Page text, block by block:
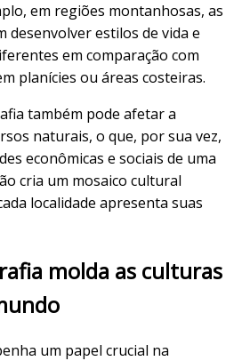
em regiões montanhosas, as
desenvolver estilos de vida e
em comparação com
planícies ou áreas costeiras.
também pode afetar a
naturais, o que, por sua vez,
econômicas e sociais de uma
cria um mosaico cultural
localidade apresenta suas
molda as culturas
um papel crucial na